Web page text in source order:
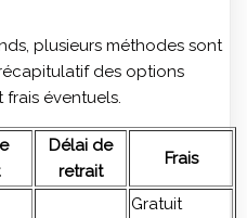
plusieurs méthodes sont
des options
éventuels.
Délai de
retrait
Frais
Gratuit